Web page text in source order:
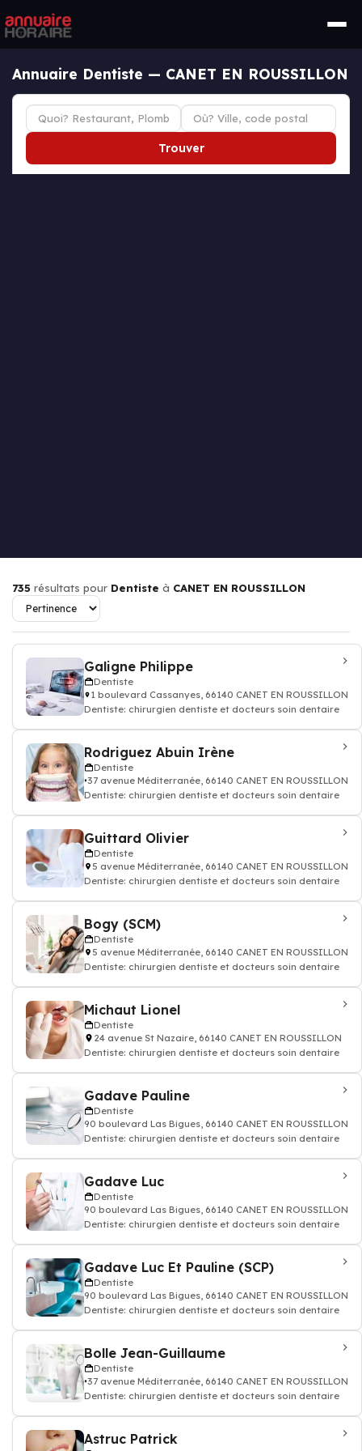
Annuaire Dentiste — CANET EN ROUSSILLON
Trouver
735 résultats pour Dentiste à CANET EN ROUSSILLON
Galigne Philippe
Dentiste
1 boulevard Cassanyes, 66140 CANET EN ROUSSILLON
Dentiste: chirurgien dentiste et docteurs soin dentaire
Rodriguez Abuin Irène
Dentiste
37 avenue Méditerranée, 66140 CANET EN ROUSSILLON
Dentiste: chirurgien dentiste et docteurs soin dentaire
Guittard Olivier
Dentiste
5 avenue Méditerranée, 66140 CANET EN ROUSSILLON
Dentiste: chirurgien dentiste et docteurs soin dentaire
Bogy (SCM)
Dentiste
5 avenue Méditerranée, 66140 CANET EN ROUSSILLON
Dentiste: chirurgien dentiste et docteurs soin dentaire
Michaut Lionel
Dentiste
24 avenue St Nazaire, 66140 CANET EN ROUSSILLON
Dentiste: chirurgien dentiste et docteurs soin dentaire
Gadave Pauline
Dentiste
90 boulevard Las Bigues, 66140 CANET EN ROUSSILLON
Dentiste: chirurgien dentiste et docteurs soin dentaire
Gadave Luc
Dentiste
90 boulevard Las Bigues, 66140 CANET EN ROUSSILLON
Dentiste: chirurgien dentiste et docteurs soin dentaire
Gadave Luc Et Pauline (SCP)
Dentiste
90 boulevard Las Bigues, 66140 CANET EN ROUSSILLON
Dentiste: chirurgien dentiste et docteurs soin dentaire
Bolle Jean-Guillaume
Dentiste
37 avenue Méditerranée, 66140 CANET EN ROUSSILLON
Dentiste: chirurgien dentiste et docteurs soin dentaire
Astruc Patrick